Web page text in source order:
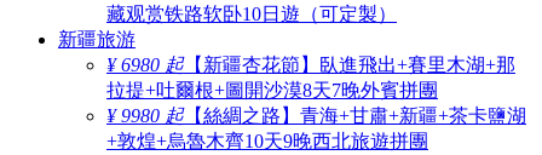
藏观赏铁路软卧10日遊（可定製）
新疆旅游
¥ 6980 起【新疆杏花節】臥進飛出+賽里木湖+那
拉提+吐爾根+圖開沙漠8天7晚外賓拼團
¥ 9980 起【絲綢之路】青海+甘肅+新疆+茶卡鹽湖
+敦煌+烏魯木齊10天9晚西北旅遊拼團